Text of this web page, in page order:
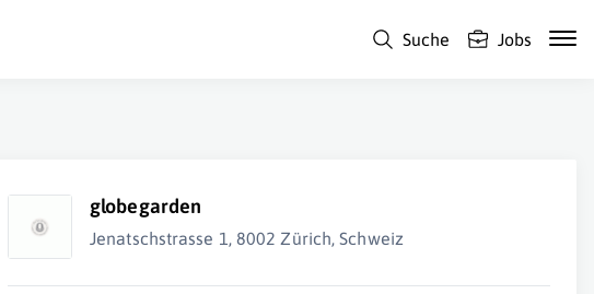
Suche Jobs
globegarden
Jenatschstrasse 1, 8002 Zürich, Schweiz